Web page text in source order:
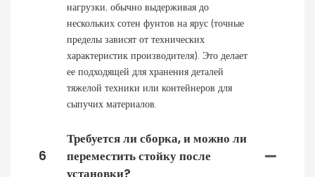
нагрузки, обычно выдерживая до
нескольких сотен фунтов на ярус (точные
пределы зависят от технических
характеристик производителя). Это делает
ее подходящей для хранения деталей
тяжелой техники или контейнеров для
сыпучих материалов.
6
Требуется ли сборка, и можно ли
переместить стойку после